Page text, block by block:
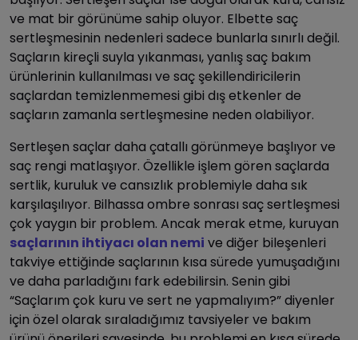
ve mat bir görünüme sahip oluyor. Elbette saç
sertleşmesinin nedenleri sadece bunlarla sınırlı değil.
Saçların kireçli suyla yıkanması, yanlış saç bakım
ürünlerinin kullanılması ve saç şekillendiricilerin
saçlardan temizlenmemesi gibi dış etkenler de
saçların zamanla sertleşmesine neden olabiliyor.
Sertleşen saçlar daha çatallı görünmeye başlıyor ve
saç rengi matlaşıyor. Özellikle işlem gören saçlarda
sertlik, kuruluk ve cansızlık problemiyle daha sık
karşılaşılıyor. Bilhassa ombre sonrası saç sertleşmesi
çok yaygın bir problem. Ancak merak etme, kuruyan
saçlarının ihtiyacı olan nemi ve diğer bileşenleri
takviye ettiğinde saçlarının kısa sürede yumuşadığını
ve daha parladığını fark edebilirsin. Senin gibi
“Saçlarım çok kuru ve sert ne yapmalıyım?” diyenler
için özel olarak sıraladığımız tavsiyeler ve bakım